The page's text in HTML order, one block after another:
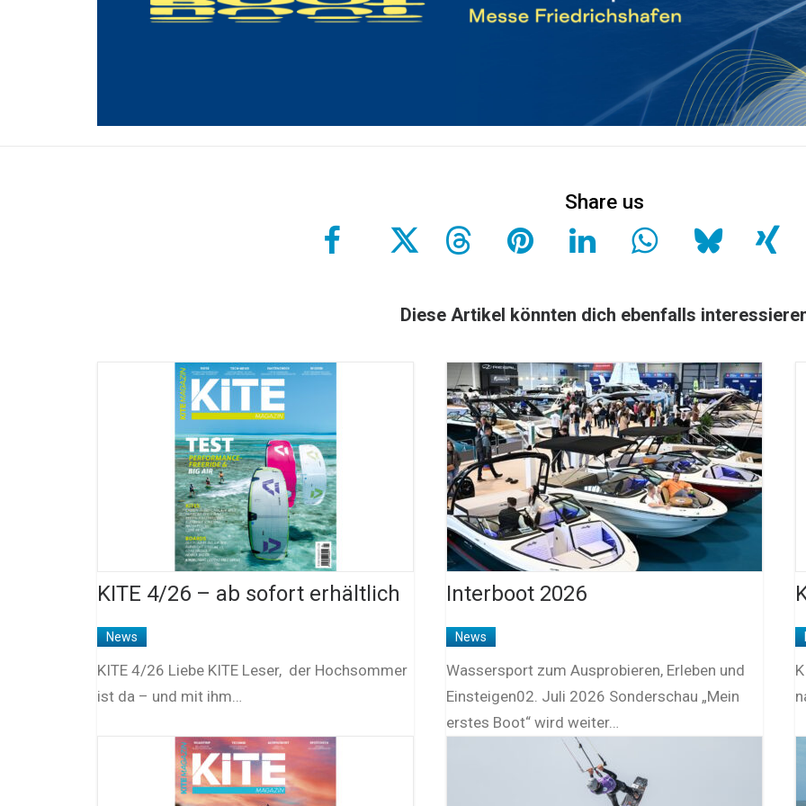
Diese Artikel könnten dich ebenfalls
KITE 4/26 – ab sofort erhältlich
News
KITE 4/26 Liebe KITE Leser, der Hochsommer
ist da – und mit ihm…
Interboot 2026
News
Wassersport zum Ausprobieren, Erleben und
Einsteigen02. Juli 2026 Sonderschau „Mein
erstes Boot“ wird weiter…